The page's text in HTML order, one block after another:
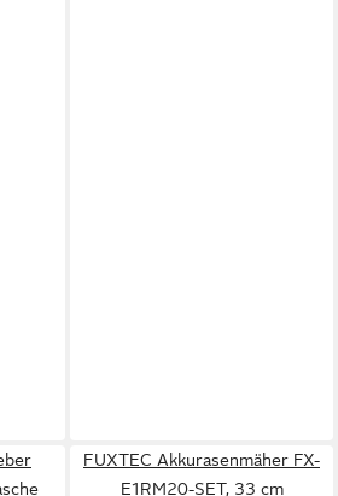
FUXTEC Akkurasenmäher FX-
E1RM20-SET, 33 cm